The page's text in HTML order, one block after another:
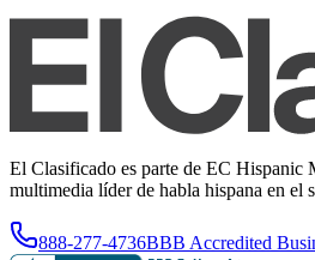
El Clasificado es parte de EC Hispanic
multimedia líder de habla hispana en el
888-277-4736BBB Accredited